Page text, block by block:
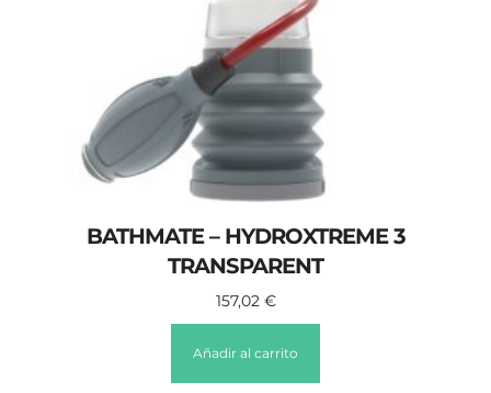
BATHMATE – HYDROXTREME 3
TRANSPARENT
157,02 €
Añadir al carrito